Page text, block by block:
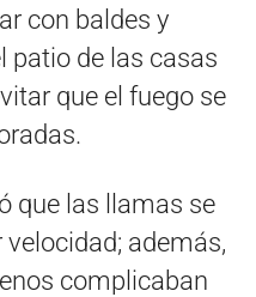
con baldes y
patio de las casas
que el fuego se
que las llamas se
además,
complicaban